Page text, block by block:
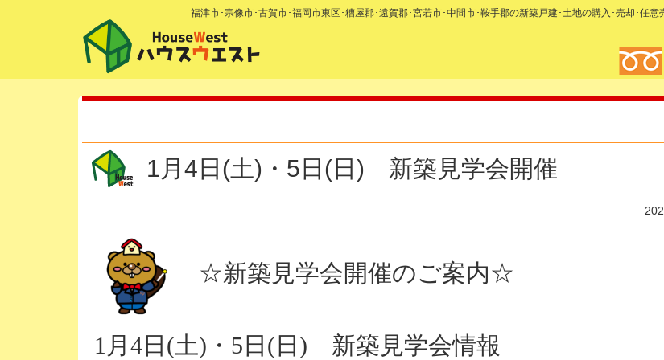
福津市･宗像市･古賀市･福岡市東区･糟屋郡･遠賀郡･宮若市･中間市･鞍手郡の新築戸建･土地の購入･売却･任
1月4日(土)・5日(日) 新築見学会開催
☆新築見学会開催のご案内☆
1月4日(土)・5日(日) 新築見学会情報